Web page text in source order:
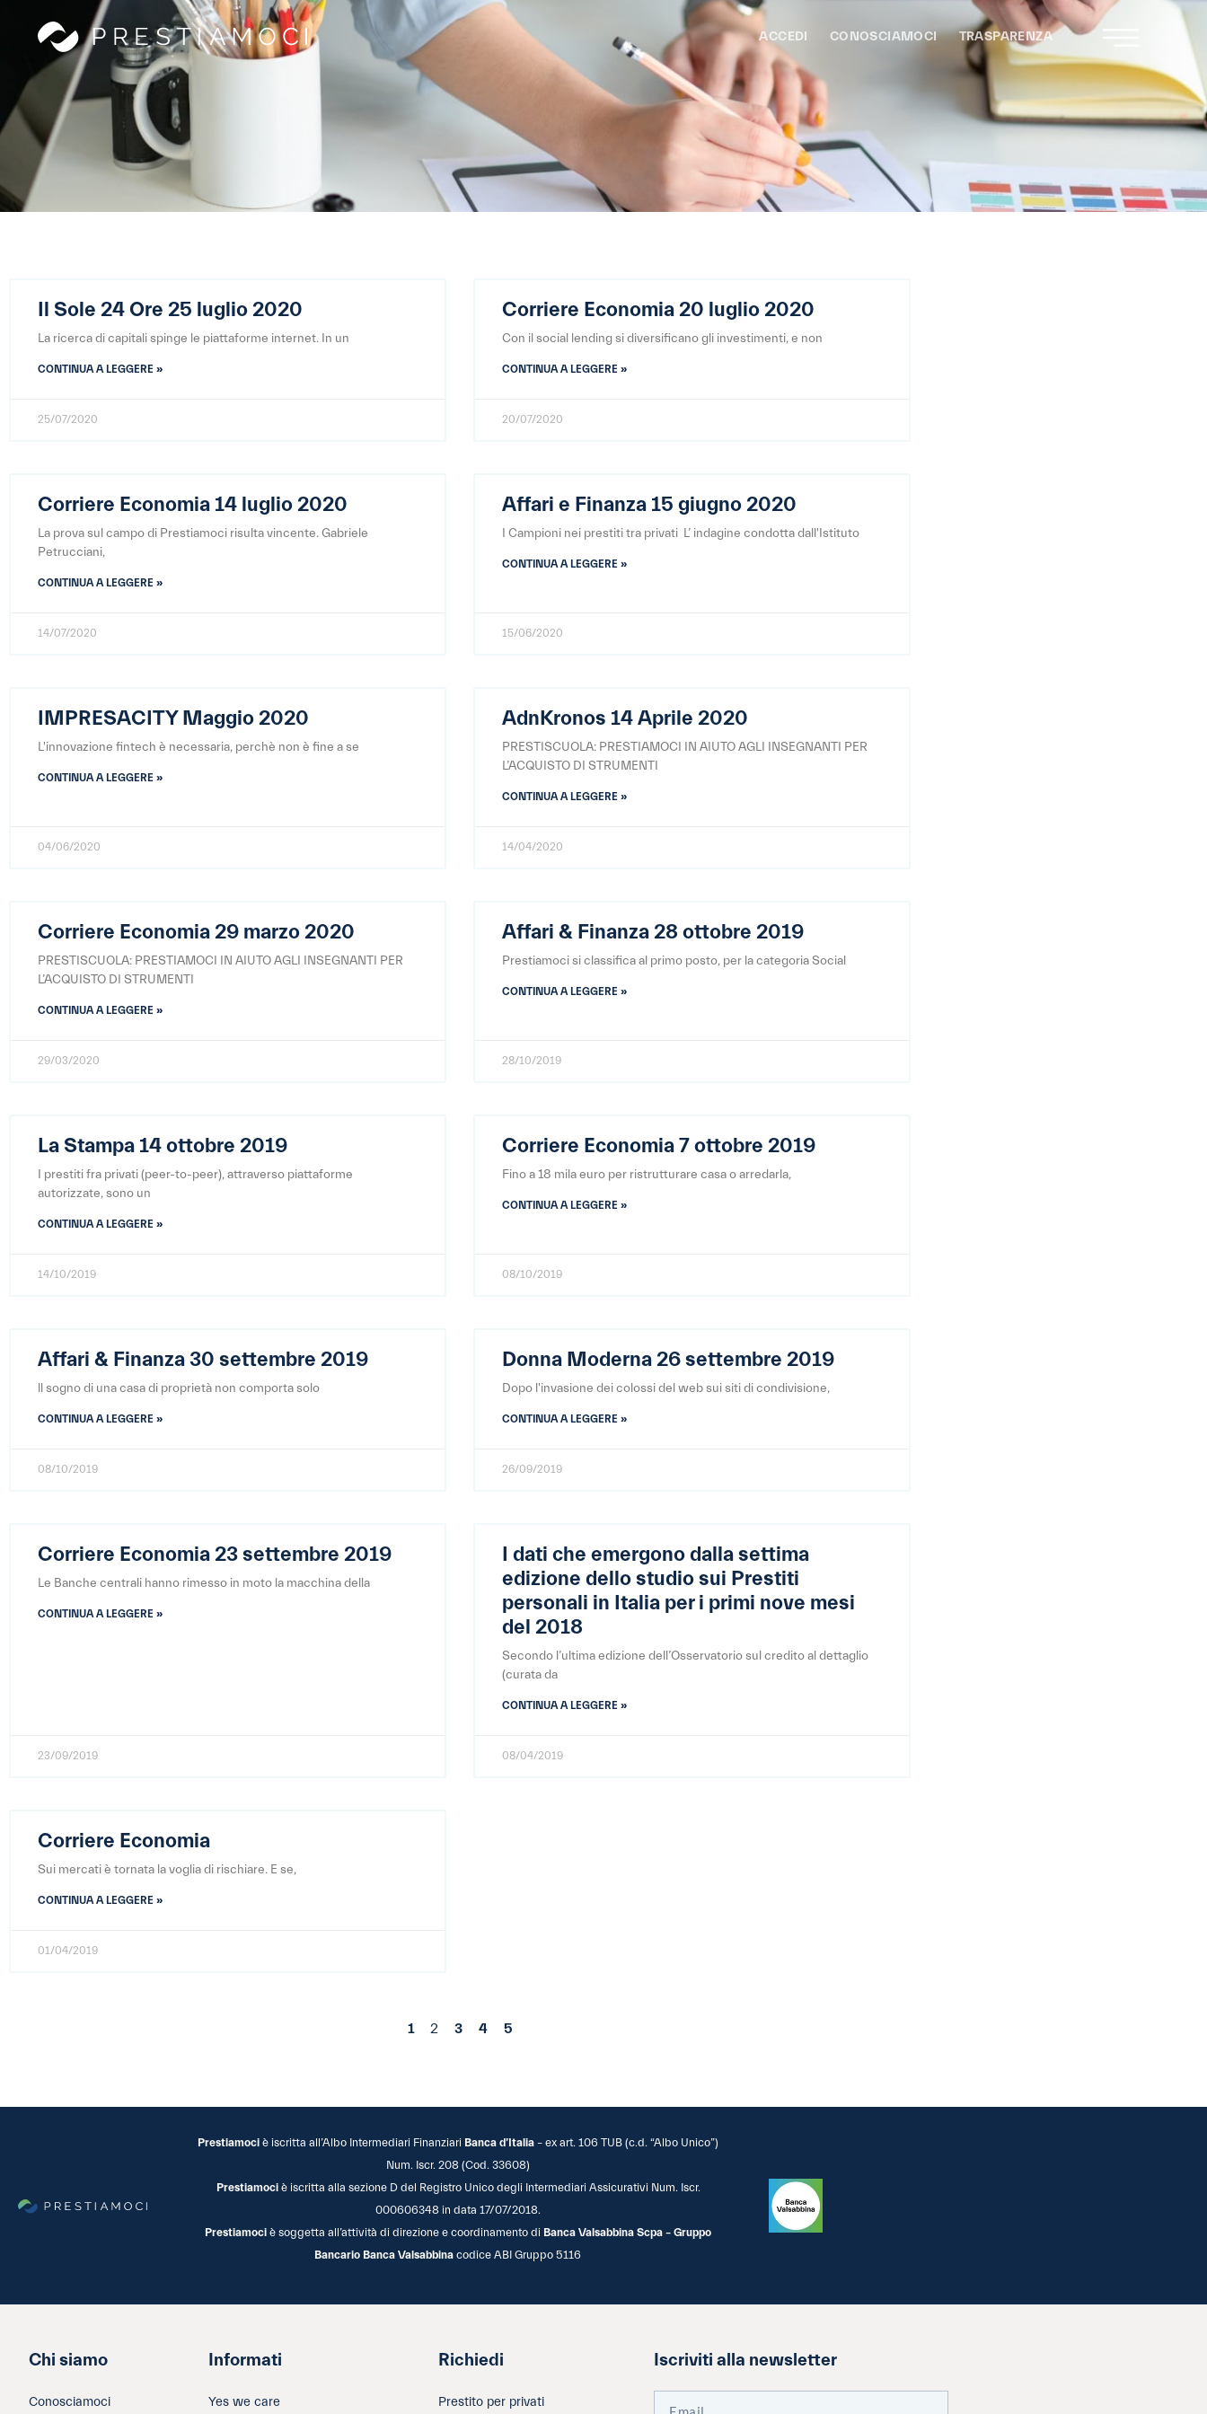
ACCEDI CONOSCIAMOCI TRASPARENZA
Il Sole 24 Ore 25 luglio 2020
La ricerca di capitali spinge le piattaforme internet. In un
CONTINUA A LEGGERE »
25/07/2020
Corriere Economia 20 luglio 2020
Con il social lending si diversificano gli investimenti, e non
CONTINUA A LEGGERE »
20/07/2020
Corriere Economia 14 luglio 2020
La prova sul campo di Prestiamoci risulta vincente. Gabriele
Petrucciani,
CONTINUA A LEGGERE »
14/07/2020
Affari e Finanza 15 giugno 2020
I Campioni nei prestiti tra privati L’ indagine condotta dall'Istituto
CONTINUA A LEGGERE »
15/06/2020
IMPRESACITY Maggio 2020
L'innovazione fintech è necessaria, perchè non è fine a se
CONTINUA A LEGGERE »
04/06/2020
AdnKronos 14 Aprile 2020
PRESTISCUOLA: PRESTIAMOCI IN AIUTO AGLI INSEGNANTI PER
L’ACQUISTO DI STRUMENTI
CONTINUA A LEGGERE »
14/04/2020
Corriere Economia 29 marzo 2020
PRESTISCUOLA: PRESTIAMOCI IN AIUTO AGLI INSEGNANTI PER
L’ACQUISTO DI STRUMENTI
CONTINUA A LEGGERE »
29/03/2020
Affari & Finanza 28 ottobre 2019
Prestiamoci si classifica al primo posto, per la categoria Social
CONTINUA A LEGGERE »
28/10/2019
La Stampa 14 ottobre 2019
I prestiti fra privati (peer-to-peer), attraverso piattaforme
autorizzate, sono un
CONTINUA A LEGGERE »
14/10/2019
Corriere Economia 7 ottobre 2019
Fino a 18 mila euro per ristrutturare casa o arredarla,
CONTINUA A LEGGERE »
08/10/2019
Affari & Finanza 30 settembre 2019
ll sogno di una casa di proprietà non comporta solo
CONTINUA A LEGGERE »
08/10/2019
Donna Moderna 26 settembre 2019
Dopo l'invasione dei colossi del web sui siti di condivisione,
CONTINUA A LEGGERE »
26/09/2019
Corriere Economia 23 settembre 2019
Le Banche centrali hanno rimesso in moto la macchina della
CONTINUA A LEGGERE »
23/09/2019
I dati che emergono dalla settima
edizione dello studio sui Prestiti
personali in Italia per i primi nove mesi
del 2018
Secondo l’ultima edizione dell’Osservatorio sul credito al dettaglio
(curata da
CONTINUA A LEGGERE »
08/04/2019
Corriere Economia
Sui mercati è tornata la voglia di rischiare. E se,
CONTINUA A LEGGERE »
01/04/2019
1 2 3 4 5
Prestiamoci è iscritta all’Albo Intermediari Finanziari Banca d’Italia – ex art. 106 TUB (c.d. “Albo Unico”)
Num. Iscr. 208 (Cod. 33608)
Prestiamociè iscritta alla sezione D del Registro Unico degli Intermediari Assicurativi Num. Iscr.
000606348 in data 17/07/2018.
Prestiamociè soggetta all’attività di direzione e coordinamento di Banca Valsabbina Scpa – Gruppo
Bancario Banca Valsabbina codice ABI Gruppo 5116
Chi siamo
Conosciamoci
Informati
Yes we care
Richiedi
Prestito per privati
Iscriviti alla newsletter